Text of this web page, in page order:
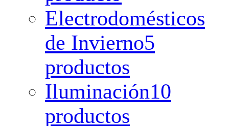
Electrodomésticos
de Invierno5
productos
Iluminación10
productos